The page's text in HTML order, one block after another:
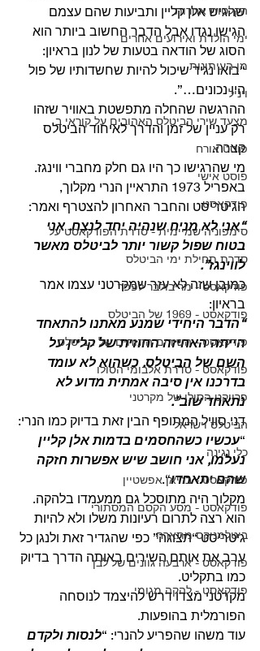
הקלטות אחרות
ימי הולדת ואירועים אחרים
מן העיתונות
ויניל
מצעד שירי הביטלס האהובים על קוראי ב
פוסט אורח
פוסט אישי
פודקאסט
סימפוניה שמיימית - סדרת הפודקאסט על
סדרת תחילת ימי הביטלס
פודקאסט - מריבולבר לפפר
פודקאסט - 1969 של הביטלס
פודקאסט - השירים הזנוחים של הביטלס
פודקאסט - סדרת אלבומי הסולו
פרויקט הסולו של מקרטני
הביטלס וישראל
כלי נגינה
פודקאסט - בריאן אפשטיין
פודקאסט - מסע הקסם המסתורי
ביטלמניקס מתארח
פודקאסט - ארבעה גוונים של לבן
פודקאסט - להקה מגומי
שהגיש אלן קליין ותביעות שהם עצמם
הגישו נגדו אבל הדבר החשוב ביותר הוא
הסוג של הודאה בטעות של לנון בראיון:
“בואו נגיד שיכול להיות שחשדותיו של פול
היו נכונים…”.
ההרגשה שהחלה מתפשטת באוויר שזהו
רק עניין של זמן והדרך לאיחוד הביטלס
קצרה.
מי שהרגישו כך היו גם חלק מחברי ווינגז.
באפריל 1973 התראיין הנרי מקלוך,
הגיטריסט והחבר האחרון להצטרף ואמר:
“אני לא מניח שנהיה יחד לנצח. אני
בטוח שפול קשור יותר לביטלס מאשר
לווינגז”.
כמובן שזה לא עזר שמקרטני עצמו אמר
בראיון:
“הדבר היחידי שמנע מאתנו להתאחד
הייתה האחיזה החוזית של קליין על
השם של הביטלס. כשהוא לא עומד
בדרכנו אין סיבה אמתית מדוע לא
נתאחד שוב”.
דני סוויל המתופף הבין זאת בדיוק כמו הנרי:
“עכשיו כשהחסמים בדמות אלן קליין
נעלמו, אני חושב שיש אפשרות חזקה
שהם יתאחדו“.
מקלוך היה מתוסכל גם ממעמדו בלהקה.
הוא רצה לתרום רעיונות משלו ולא להיות
גיטריסט “תצוגה” כפי שהגדיר זאת ולנגן כל
ערב את אותם השירים באותה הדרך בדיוק
כמו בתקליט.
מקרטני מצדו דרש להיצמד לנוסחה
הפורמלית בהופעות.
עוד משהו שהפריע להנרי: “לנסות ולקדם